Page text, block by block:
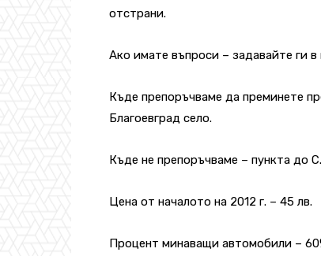
отстрани.
Ако имате въпроси – задавайте ги
Къде препоръчваме да преминете
Благоевград село.
Къде не препоръчваме – пункта до
Цена от началото на 2012 г. – 45 лв.
Процент минаващи автомобили –